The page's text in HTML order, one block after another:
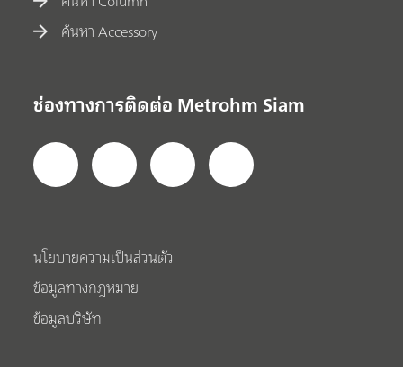
ค้นหา Accessory
ช่องทางการติดต่อ Metrohm Siam
นโยบายความเป็นส่วนตัว
ข้อมูลทางกฎหมาย
ข้อมูลบริษัท